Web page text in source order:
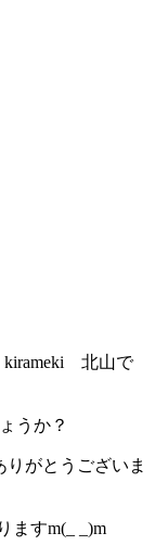
北山で
うか？
がとうございま
ますm(_ _)m